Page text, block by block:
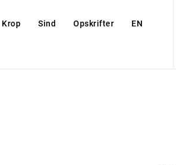
Krop Sind Opskrifter EN